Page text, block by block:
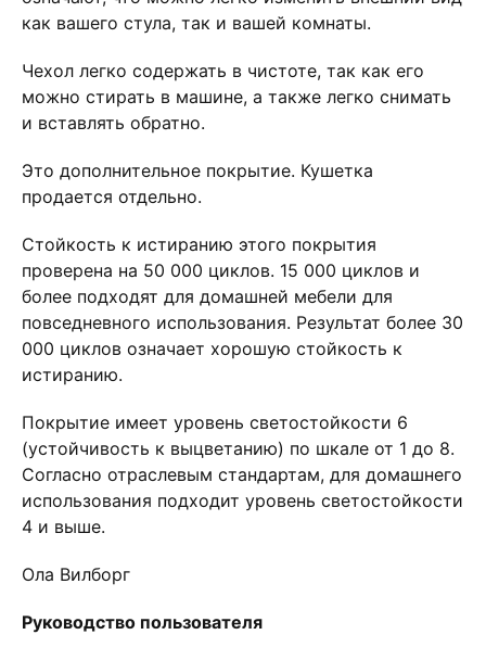
как вашего стула, так и вашей комнаты.
Чехол легко содержать в чистоте, так как его
можно стирать в машине, а также легко снимать
и вставлять обратно.
Это дополнительное покрытие. Кушетка
продается отдельно.
Стойкость к истиранию этого покрытия
проверена на 50 000 циклов. 15 000 циклов и
более подходят для домашней мебели для
повседневного использования. Результат более 30
000 циклов означает хорошую стойкость к
истиранию.
Покрытие имеет уровень светостойкости 6
(устойчивость к выцветанию) по шкале от 1 до 8.
Согласно отраслевым стандартам, для домашнего
использования подходит уровень светостойкости
4 и выше.
Ола Вилборг
Руководство пользователя